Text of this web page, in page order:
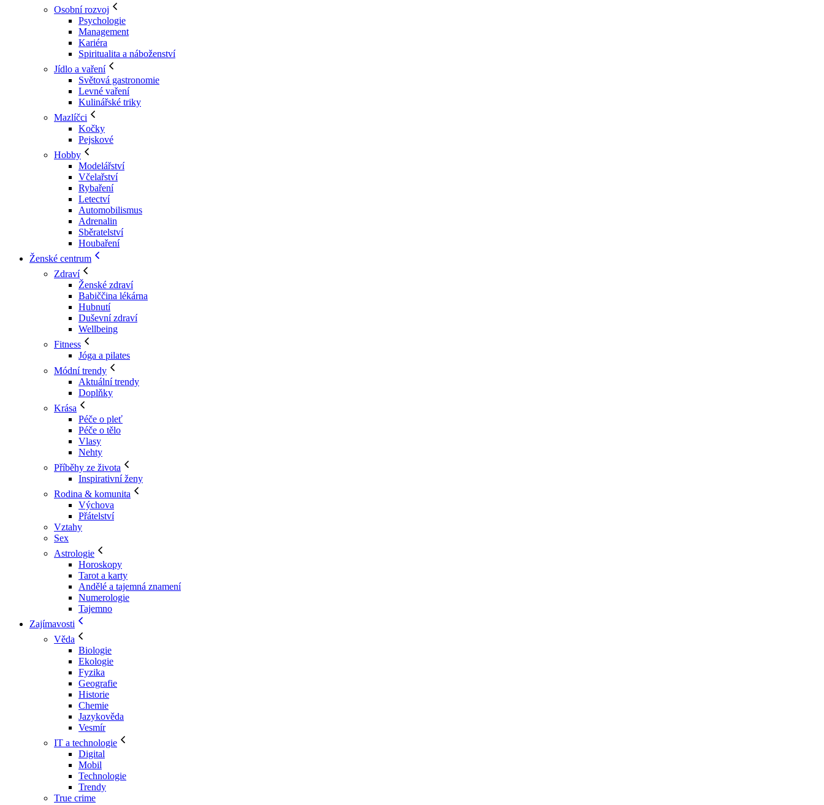
Osobní rozvoj
Psychologie
Management
Kariéra
Spiritualita a náboženství
Jídlo a vaření
Světová gastronomie
Levné vaření
Kulinářské triky
Mazlíčci
Kočky
Pejskové
Hobby
Modelářství
Včelařství
Rybaření
Letectví
Automobilismus
Adrenalin
Sběratelství
Houbaření
Ženské centrum
Zdraví
Ženské zdraví
Babiččina lékárna
Hubnutí
Duševní zdraví
Wellbeing
Fitness
Jóga a pilates
Módní trendy
Aktuální trendy
Doplňky
Krása
Péče o pleť
Péče o tělo
Vlasy
Nehty
Příběhy ze života
Inspirativní ženy
Rodina & komunita
Výchova
Přátelství
Vztahy
Sex
Astrologie
Horoskopy
Tarot a karty
Andělé a tajemná znamení
Numerologie
Tajemno
Zajímavosti
Věda
Biologie
Ekologie
Fyzika
Geografie
Historie
Chemie
Jazykověda
Vesmír
IT a technologie
Digital
Mobil
Technologie
Trendy
True crime